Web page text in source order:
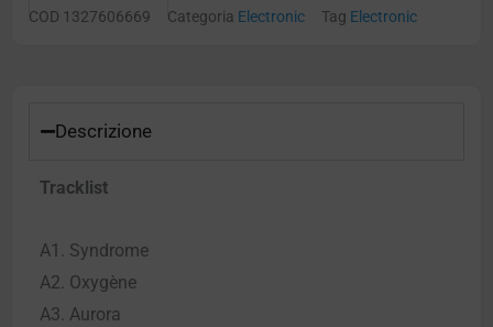
COD 1327606669 Categoria Electronic Tag Electronic
Descrizione
Tracklist
A1. Syndrome
A2. Oxygène
A3. Aurora